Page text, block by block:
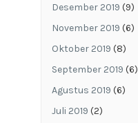
Desember 2019 (9)
November 2019 (6)
Oktober 2019 (8)
September 2019 (6)
Agustus 2019 (6)
Juli 2019 (2)